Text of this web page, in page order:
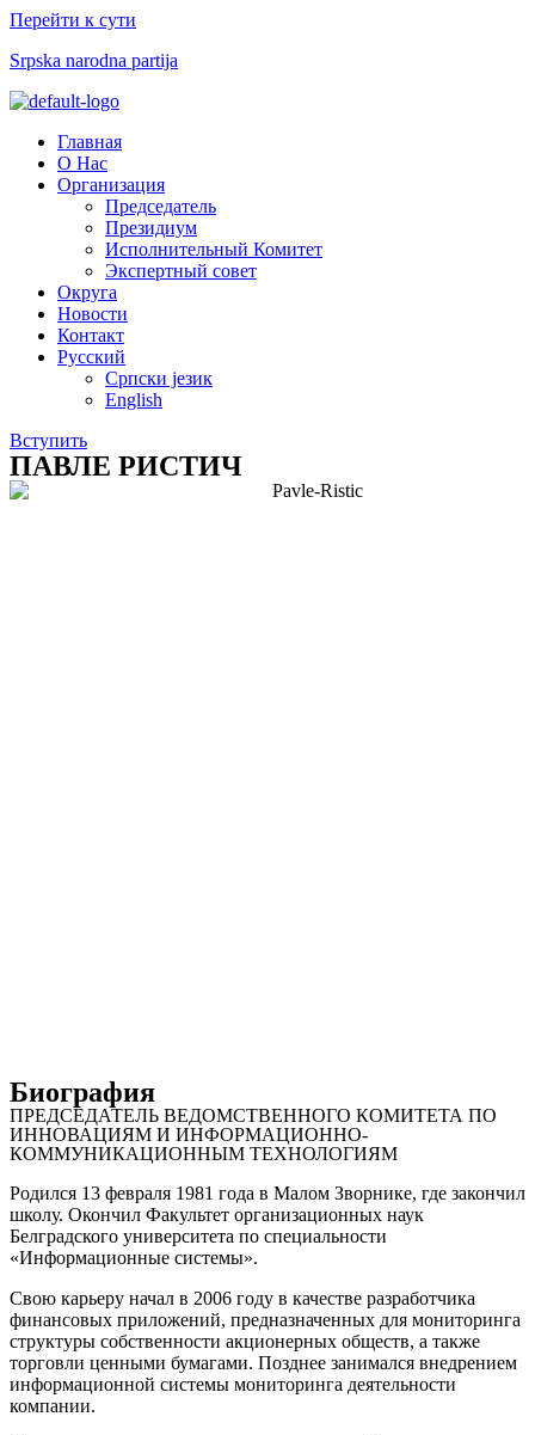
Перейти к сути
Srpska narodna partija
МенюГлавная
О Нас
Организация
Председатель
Президиум
Исполнительный Комитет
Экспертный совет​
Округа
Новости
Контакт
Русский
Српски језик
English
Вступить
ПАВЛЕ РИСТИЧ
Биография
ПРЕДСЕДАТЕЛЬ ВЕДОМСТВЕННОГО КОМИТЕТА ПО
ИННОВАЦИЯМ И ИНФОРМАЦИОННО-
КОММУНИКАЦИОННЫМ ТЕХНОЛОГИЯМ
Родился 13 февраля 1981 года в Малом Зворнике, где закончил
школу. Окончил Факультет организационных наук
Белградского университета по специальности
«Информационные системы».
Свою карьеру начал в 2006 году в качестве разработчика
финансовых приложений, предназначенных для мониторинга
структуры собственности акционерных обществ, а также
торговли ценными бумагами. Позднее занимался внедрением
информационной системы мониторинга деятельности
компании.